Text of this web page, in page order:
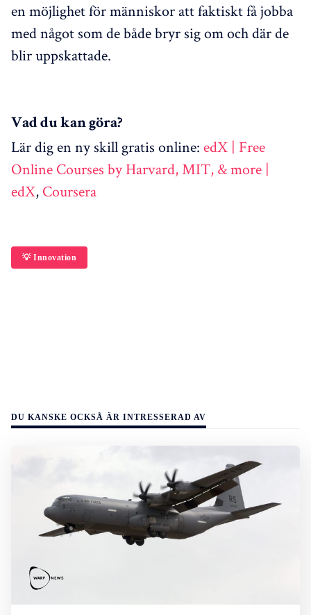
en möjlighet för människor att faktiskt få jobba
med något som de både bryr sig om och där de
blir uppskattade.
Vad du kan göra?
Lär dig en ny skill gratis online: edX | Free
Online Courses by Harvard, MIT, & more |
edX, Coursera
💡 Innovation
DU KANSKE OCKSÅ ÄR INTRESSERAD AV